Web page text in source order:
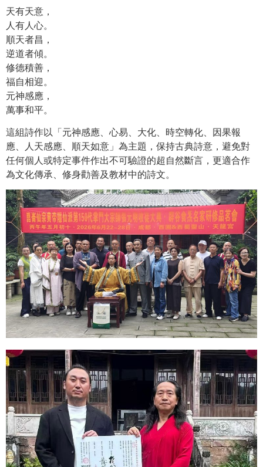
天有天意，
人有人心。
順天者昌，
逆道者傾。
修德積善，
福自相迎。
元神感應，
萬事和平。
這組詩作以「元神感應、心易、大化、時空轉化、因果報
應、人天感應、順天如意」為主題，保持古典詩意，避免對
任何個人或特定事件作出不可驗證的超自然斷言，更適合作
為文化傳承、修身勸善及教材中的詩文。